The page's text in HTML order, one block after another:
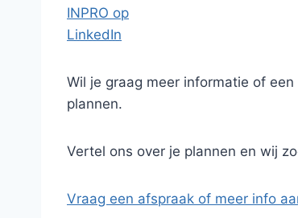
INPRO op
LinkedIn
Wil je graag meer informatie of
plannen.
Vertel ons over je plannen en wij
Vraag een afspraak of meer info